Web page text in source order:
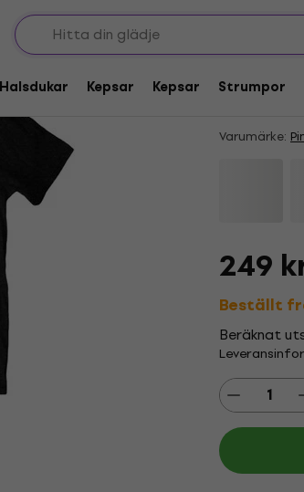
Halsdukar Kepsar Kepsar Strumpor
Pink
Skjorta
Varumärke:
249
Beställt
Beräknat